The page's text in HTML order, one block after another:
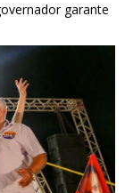
garante